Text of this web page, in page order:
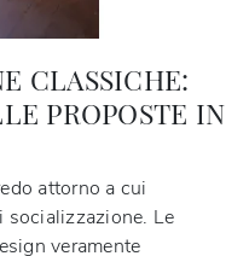
CLASSICHE:
PROPOSTE IN
attorno a cui
socializzazione. Le
veramente